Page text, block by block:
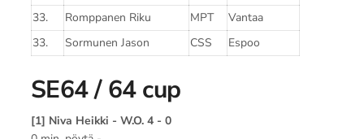
33.
Romppanen Riku MPT
Vantaa
33.
Sormunen Jason CSS Espoo
SE64 / 64 cup
[1] Niva Heikki - W.O. 4 - 0